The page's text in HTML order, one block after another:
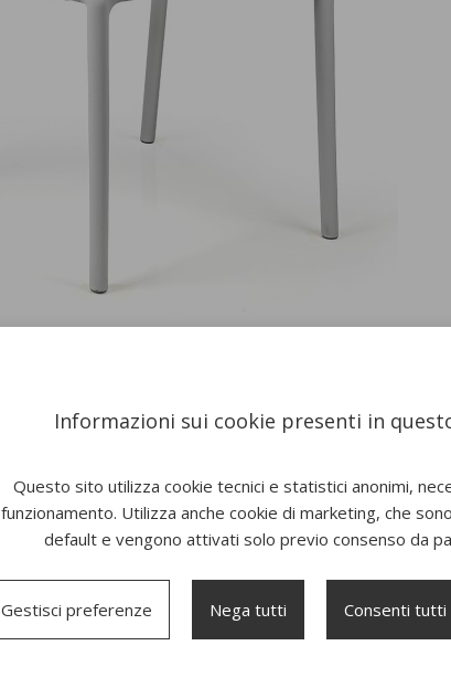
Informazioni sui cookie presenti in
Questo sito utilizza cookie tecnici e statistici anonimi,
funzionamento. Utilizza anche cookie di marketing, che
default e vengono attivati solo previo consenso da
Gestisci preferenze Nega tutti Consenti tutti